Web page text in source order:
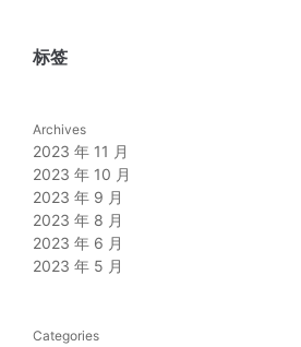
标签
Archives
2023 年 11 月
2023 年 10 月
2023 年 9 月
2023 年 8 月
2023 年 6 月
2023 年 5 月
Categories